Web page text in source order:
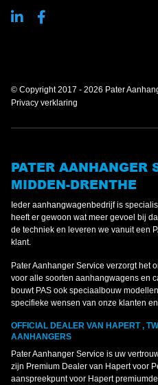
© Copyright 2017 - 2026 Pater
Privacy verklaring
PATER AANHANGER
MIDDEN-DRENTHE
Ieder aanhangwagenbedrijf is
heeft er gewoon wat meer gevoel bij
de techniek en leveren we vanuit een
klant.
Pater Aanhanger Service verzorgt het
voor alle soorten aanhangwagens en
bouwt PAS ook speciaalbouw
specifieke wensen van onze klanten
OFFICIAL DEALER VAN HAPERT ,
AANHANGERS
Pater Aanhanger Service is uw
zijn Premium Dealer van Hapert voor
aanspreekpunt voor Hapert